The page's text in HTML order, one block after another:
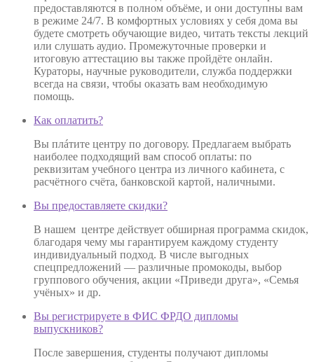
предоставляются в полном объёме, и они доступны вам
в режиме 24/7. В комфортных условиях у себя дома вы
будете смотреть обучающие видео, читать тексты лекций
или слушать аудио. Промежуточные проверки и
итоговую аттестацию вы также пройдёте онлайн.
Кураторы, научные руководители, служба поддержки
всегда на связи, чтобы оказать вам необходимую
помощь.
Как оплатить?
Вы плáтите центру по договору. Предлагаем выбрать
наиболее подходящий вам способ оплаты: по
реквизитам учебного центра из личного кабинета, с
расчётного счёта, банковской картой, наличными.
Вы предоставляете скидки?
В нашем центре действует обширная программа скидок,
благодаря чему мы гарантируем каждому студенту
индивидуальный подход. В числе выгодных
спецпредложений — различные промокоды, выбор
группового обучения, акции «Приведи друга», «Семья
учёных» и др.
Вы регистрируете в ФИС ФРДО дипломы
выпускников?
После завершения, студенты получают дипломы